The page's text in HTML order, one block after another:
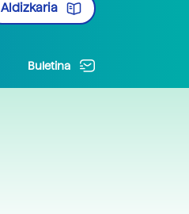
Aldizkaria
Buletina